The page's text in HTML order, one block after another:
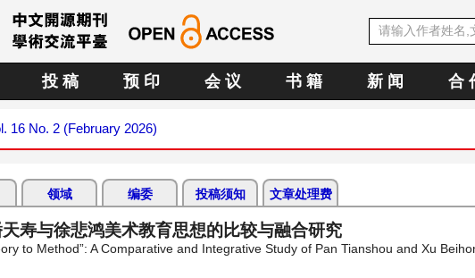
投 稿 预 印 会 议 书 籍 新 闻 合
16 No. 2 (February 2026)
领域 编委 投稿须知 文章处理费
寿与徐悲鸿美术教育思想的比较与融合研究
to Method”: A Comparative and Integrative Study of Pan Tianshou and Xu